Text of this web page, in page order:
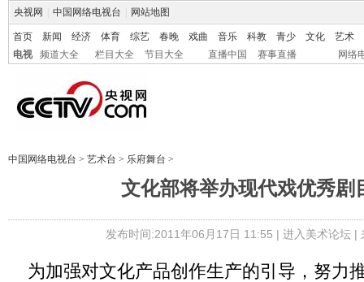
央视网 中国网络电视台 网站地图
首页 新闻 经济 体育 综艺 春晚 戏曲 音乐 科教 青少 文化
艺术
电视
频道大全 栏目大全 节目大全 直播中国 赛事直播 网络
中国网络电视台 > 艺术台 > 乐府舞台 >
文化部将举办现代戏优秀剧
发布时间:2011年06月17日 11:55 | 进入美术论坛|
为加强对文化产品创作生产的引导，努力